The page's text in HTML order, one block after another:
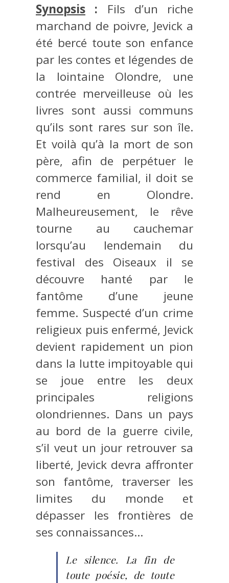
Synopsis : Fils d’un riche
marchand de poivre, Jevick a
été bercé toute son enfance
par les contes et légendes de
la lointaine Olondre, une
contrée merveilleuse où les
livres sont aussi communs
qu’ils sont rares sur son île.
Et voilà qu’à la mort de son
père, afin de perpétuer le
commerce familial, il doit se
rend en Olondre.
Malheureusement, le rêve
tourne au cauchemar
lorsqu’au lendemain du
festival des Oiseaux il se
découvre hanté par le
fantôme d’une jeune
femme. Suspecté d’un crime
religieux puis enfermé, Jevick
devient rapidement un pion
dans la lutte impitoyable qui
se joue entre les deux
principales religions
olondriennes. Dans un pays
au bord de la guerre civile,
s’il veut un jour retrouver sa
liberté, Jevick devra affronter
son fantôme, traverser les
limites du monde et
dépasser les frontières de
ses connaissances…
Le silence. La fin de
toute poésie, de toute